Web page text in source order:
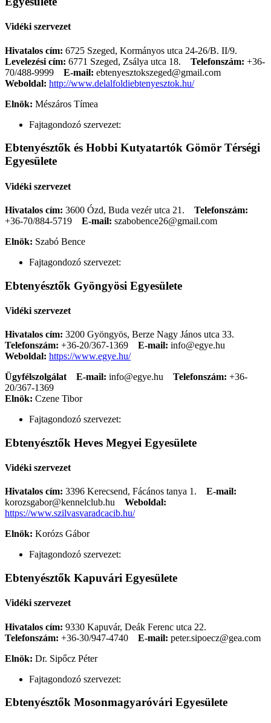
Vidéki szervezet
Hivatalos cím: 6725 Szeged, Kormányos utca 24-26/B. II/9.
Levelezési cím: 6771 Szeged, Zsálya utca 18. Telefonszám: +36-
70/488-9999
E-mail: ebtenyesztokszeged@gmail.com
Weboldal: http://www.delalfoldiebtenyesztok.hu/
Elnök: Mészáros Tímea
Fajtagondozó szervezet:
Ebtenyésztők és Hobbi Kutyatartók Gömör Térségi
Egyesülete
Vidéki szervezet
Hivatalos cím: 3600 Ózd, Buda vezér utca 21. Telefonszám:
+36-70/884-5719
E-mail: szabobence26@gmail.com
Elnök: Szabó Bence
Fajtagondozó szervezet:
Ebtenyésztők Gyöngyösi Egyesülete
Vidéki szervezet
Hivatalos cím: 3200 Gyöngyös, Berze Nagy János utca 33.
Telefonszám: +36-20/367-1369 E-mail: info@egye.hu
Weboldal: https://www.egye.hu/
Ügyfélszolgálat
E-mail: info@egye.hu Telefonszám: +36-
20/367-1369
Elnök: Czene Tibor
Fajtagondozó szervezet:
Ebtenyésztők Heves Megyei Egyesülete
Vidéki szervezet
Hivatalos cím: 3396 Kerecsend, Fácános tanya 1. E-mail:
korozsgabor@kennelclub.hu
Weboldal:
https://www.szilvasvaradcacib.hu/
Elnök: Korózs Gábor
Fajtagondozó szervezet:
Ebtenyésztők Kapuvári Egyesülete
Vidéki szervezet
Hivatalos cím: 9330 Kapuvár, Deák Ferenc utca 22.
Telefonszám: +36-30/947-4740 E-mail: peter.sipoecz@gea.com
Elnök: Dr. Sipőcz Péter
Fajtagondozó szervezet:
Ebtenyésztők Mosonmagyaróvári Egyesülete